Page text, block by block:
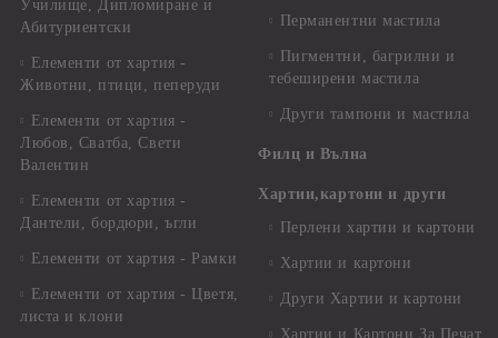
Училище, Дипломиране и
Абитуриентски
Елементи от хартия -
Животни, птици, пеперуди
Елементи от хартия -
Любов, Сватба, Свети
Валентин
Елементи от хартия -
Дантели, бордюри, ъгли
Елементи от хартия - Рамки
Елементи от хартия - Цветя,
листа и клони
Перманентни мастила
Пигментни, багрилни и
тебеширени мастила
Други тампони и мастила
Филц и Вълна
Хартии,картони и други
Перлени хартии и картони
Хартии и картони
Други Хартии и картони
Хартии и Картони За Печат